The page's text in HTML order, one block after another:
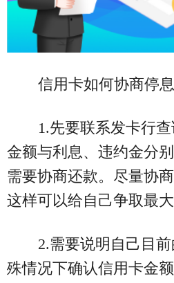
信用卡如何协商停
1.先要联系发卡行
金额与利息、违约金分
需要协商还款。尽量协
这样可以给自己争取最大
2.需要说明自己目
殊情况下确认信用卡金